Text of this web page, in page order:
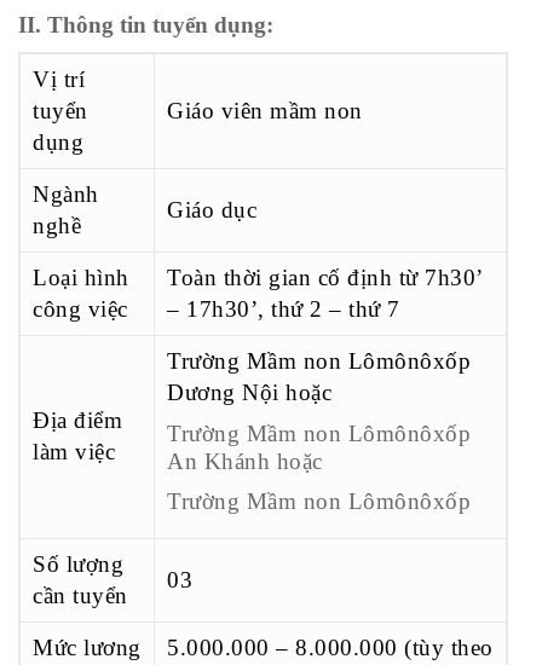
II. Thông tin tuyển dụng:
Vị trí
tuyển
dụng
Giáo viên mầm non
Ngành
nghề
Giáo dục
Loại hình
công việc
Toàn thời gian cố định từ 7h30’
– 17h30’, thứ 2 – thứ 7
Địa điểm
làm việc
Trường Mầm non Lômônôxốp
Dương Nội hoặc
Trường Mầm non Lômônôxốp
An Khánh hoặc
Trường Mầm non Lômônôxốp
Số lượng
cần tuyển
03
Mức lương
5.000.000 – 8.000.000 (tùy theo